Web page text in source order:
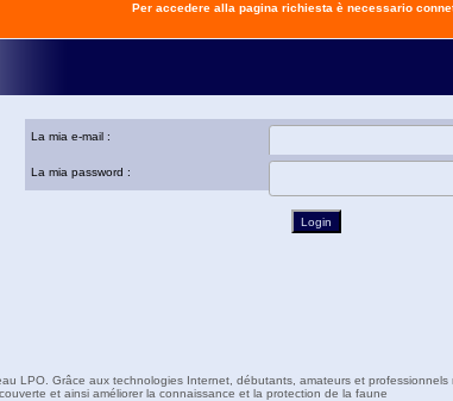
Per accedere alla pagina richiesta è necessario
La mia e-mail :
La mia password :
LPO. Grâce aux technologies Internet, débutants, amateurs et professionnels
et ainsi améliorer la connaissance et la protection de la faune